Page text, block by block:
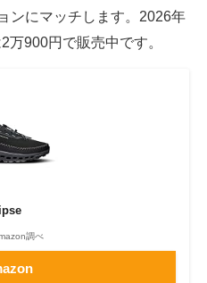
ンにマッチします。2026年
900円で販売中です。
調べ